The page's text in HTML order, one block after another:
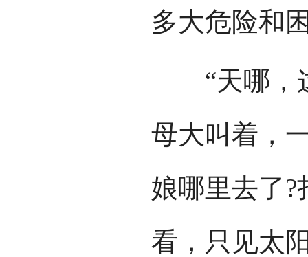
多大危险和
“天哪，这
母大叫着，
娘哪里去了
看，只见太